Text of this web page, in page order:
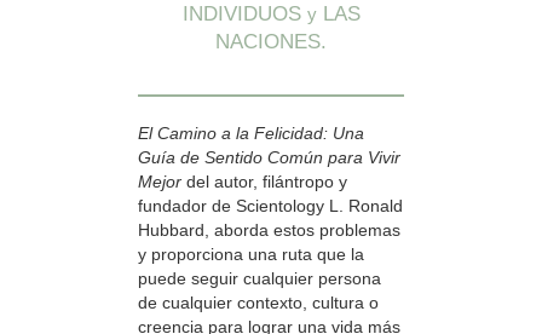
INDIVIDUOS yLAS
NACIONES.
El Camino a la Felicidad: Una
Guía de Sentido Común para Vivir
Mejor del autor, filántropo y
fundador de Scientology L. Ronald
Hubbard, aborda estos problemas
y proporciona una ruta que la
puede seguir cualquier persona
de cualquier contexto, cultura o
creencia para lograr una vida más